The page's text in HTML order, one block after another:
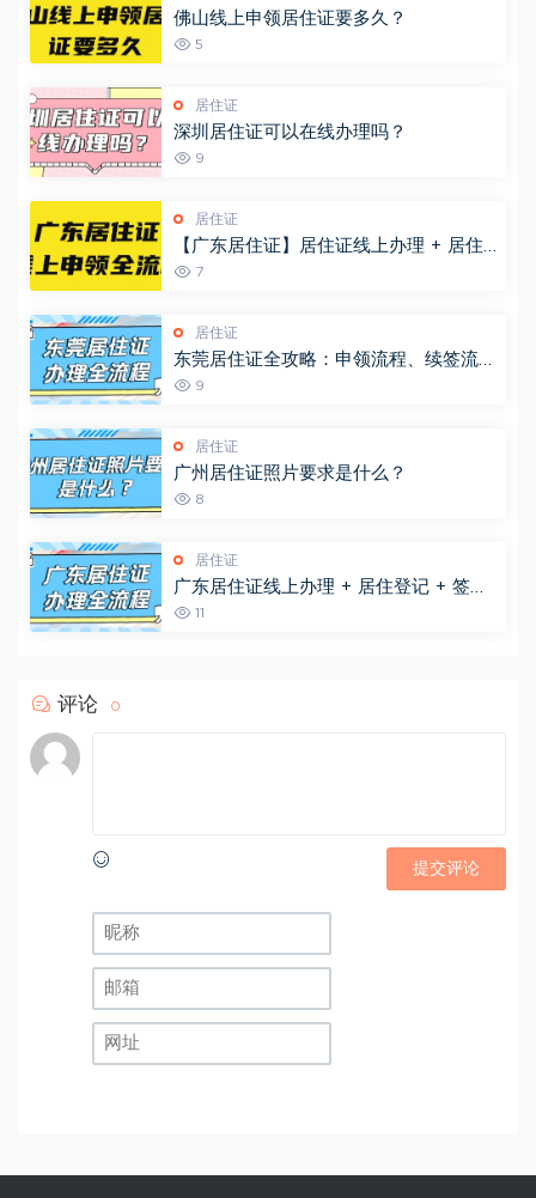
佛山线上申领居住证要多久？
5
居住证
深圳居住证可以在线办理吗？
9
居住证
【广东居住证】居住证线上办理 + 居住
登记 + 签证续签全指南！材料 + 流程一
7
居住证
东莞居住证全攻略：申领流程、续签流
程，看这篇！
9
居住证
广州居住证照片要求是什么？
8
居住证
广东居住证线上办理 + 居住登记 + 签证
续签全指南！材料 + 流程一次说清
11
评论 0
提交评论